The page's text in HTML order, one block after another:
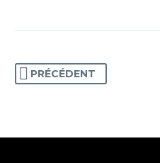
PRÉCÉDENT